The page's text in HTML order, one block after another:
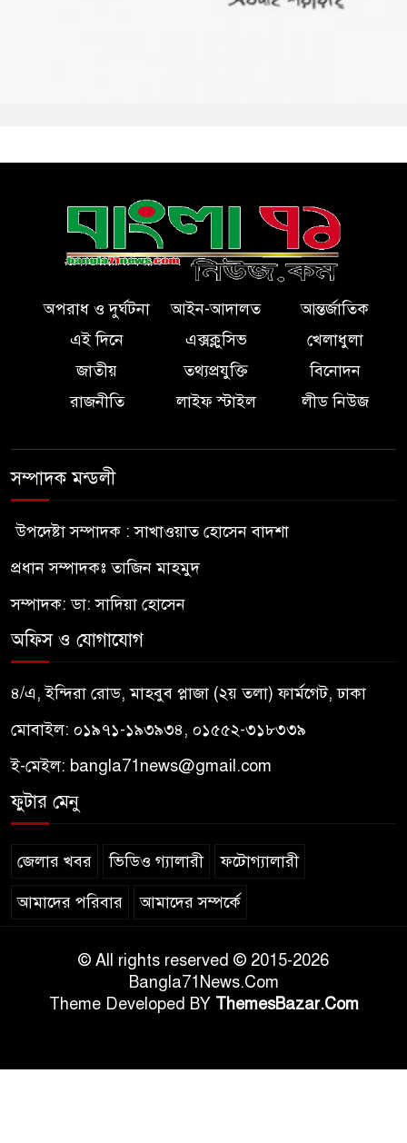
অপরাধ ও দুর্ঘটনা আইন-আদালত
আন্তর্জাতিক
এই দিনে
এক্সক্লুসিভ
খেলাধুলা
জাতীয়
তথ্যপ্রযুক্তি
বিনোদন
রাজনীতি
লাইফ স্টাইল লীড নিউজ
সম্পাদক মন্ডলী
উপদেষ্টা সম্পাদক : সাখাওয়াত হোসেন বাদশা
প্রধান সম্পাদকঃ তাজিন মাহমুদ
সম্পাদক: ডা: সাদিয়া হোসেন
অফিস ও যোগাযোগ
৪/এ, ইন্দিরা রোড, মাহবুব প্লাজা (২য় তলা) ফার্মগেট, ঢাকা
মোবাইল: ০১৯৭১-১৯৩৯৩৪, ০১৫৫২-৩১৮৩৩৯
ই-মেইল: bangla71news@gmail.com
ফুটার মেনু
জেলার খবর ভিডিও গ্যালারী ফটোগ্যালারী
আমাদের পরিবার আমাদের সম্পর্কে
© All rights reserved © 2015-2026
Bangla71News.Com
Theme Developed BY ThemesBazar.Com